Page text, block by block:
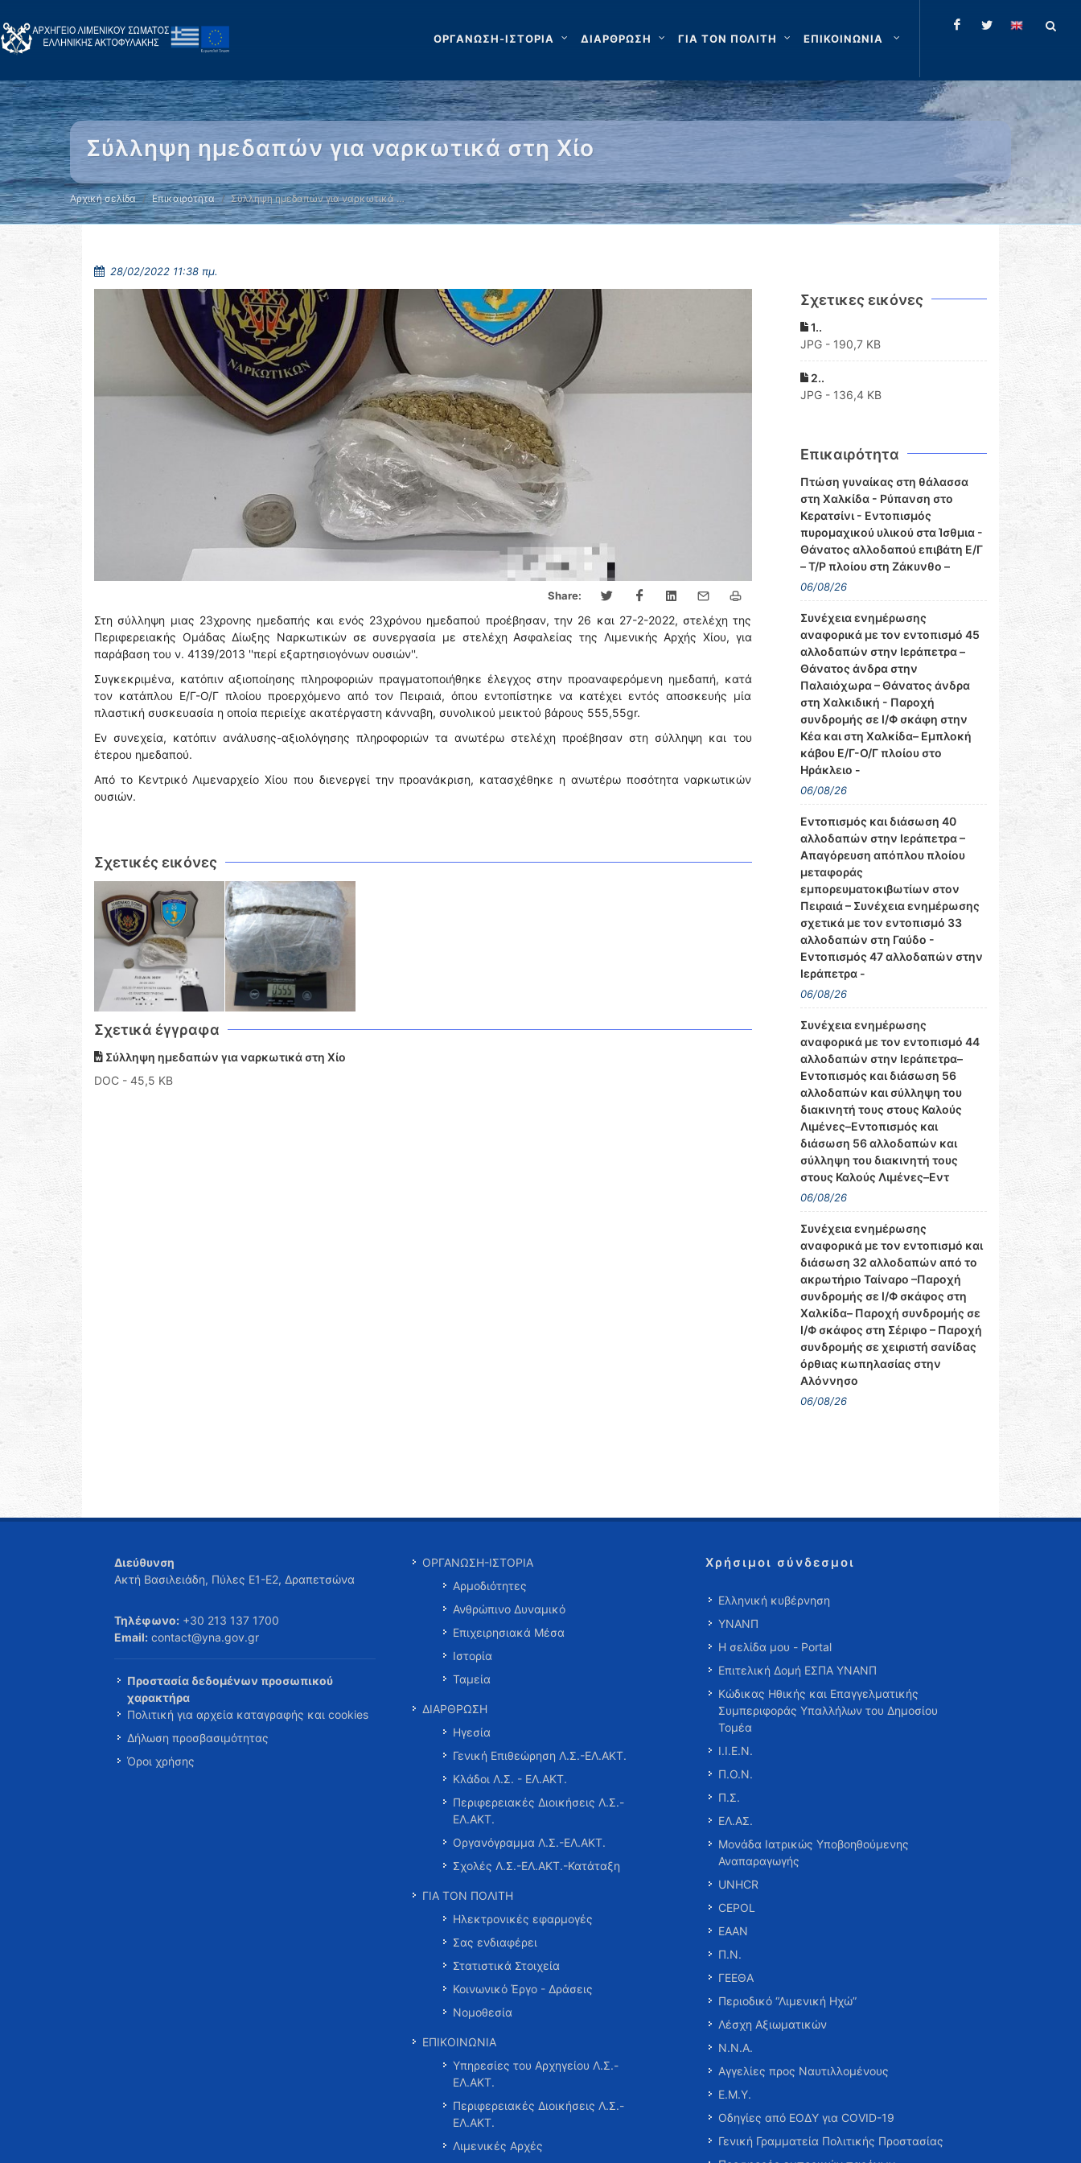
ΟΡΓΑΝΩΣΗ-ΙΣΤΟΡΙΑ ΔΙΑΡΘΡΩΣΗ ΓΙΑ ΤΟΝ ΠΟΛΙΤΗ ΕΠΙΚΟΙΝΩΝΙΑ
Σύλληψη ημεδαπών για ναρκωτικά στη Χίο
Αρχική σελίδα Επικαιρότητα Σύλληψη ημεδαπών για ναρκωτικά …
28/02/2022 11:38 πμ.
Share:
Στη σύλληψη μιας 23χρονης ημεδαπής και ενός 23χρόνου ημεδαπού προέβησαν, την 26 και 27-2-2022, στελέχη της
Περιφερειακής Ομάδας Δίωξης Ναρκωτικών σε συνεργασία με στελέχη Ασφαλείας της Λιμενικής Αρχής Χίου, για
παράβαση του ν. 4139/2013 ''περί εξαρτησιογόνων ουσιών''.
Συγκεκριμένα, κατόπιν αξιοποίησης πληροφοριών πραγματοποιήθηκε έλεγχος στην προαναφερόμενη ημεδαπή, κατά
τον κατάπλου Ε/Γ-Ο/Γ πλοίου προερχόμενο από τον Πειραιά, όπου εντοπίστηκε να κατέχει εντός αποσκευής μία
πλαστική συσκευασία η οποία περιείχε ακατέργαστη κάνναβη, συνολικού μεικτού βάρους 555,55gr.
Εν συνεχεία, κατόπιν ανάλυσης-αξιολόγησης πληροφοριών τα ανωτέρω στελέχη προέβησαν στη σύλληψη και του
έτερου ημεδαπού.
Από το Κεντρικό Λιμεναρχείο Χίου που διενεργεί την προανάκριση, κατασχέθηκε η ανωτέρω ποσότητα ναρκωτικών
ουσιών.
Σχετικές εικόνες
Σχετικά έγγραφα
Σύλληψη ημεδαπών για ναρκωτικά στη Χίο
DOC - 45,5 KB
Σχετικες εικόνες
1..
JPG - 190,7 KB
2..
JPG - 136,4 KB
Επικαιρότητα
Πτώση γυναίκας στη θάλασσα
στη Χαλκίδα - Ρύπανση στο
Κερατσίνι - Εντοπισμός
πυρομαχικού υλικού στα Ίσθμια -
Θάνατος αλλοδαπού επιβάτη Ε/Γ
– Τ/Ρ πλοίου στη Ζάκυνθο –
06/08/26
Συνέχεια ενημέρωσης
αναφορικά με τον εντοπισμό 45
αλλοδαπών στην Ιεράπετρα –
Θάνατος άνδρα στην
Παλαιόχωρα – Θάνατος άνδρα
στη Χαλκιδική - Παροχή
συνδρομής σε Ι/Φ σκάφη στην
Κέα και στη Χαλκίδα– Εμπλοκή
κάβου Ε/Γ-Ο/Γ πλοίου στο
Ηράκλειο -
06/08/26
Εντοπισμός και διάσωση 40
αλλοδαπών στην Ιεράπετρα –
Απαγόρευση απόπλου πλοίου
μεταφοράς
εμπορευματοκιβωτίων στον
Πειραιά – Συνέχεια ενημέρωσης
σχετικά με τον εντοπισμό 33
αλλοδαπών στη Γαύδο -
Εντοπισμός 47 αλλοδαπών στην
Ιεράπετρα -
06/08/26
Συνέχεια ενημέρωσης
αναφορικά με τον εντοπισμό 44
αλλοδαπών στην Ιεράπετρα–
Εντοπισμός και διάσωση 56
αλλοδαπών και σύλληψη του
διακινητή τους στους Καλούς
Λιμένες–Εντοπισμός και
διάσωση 56 αλλοδαπών και
σύλληψη του διακινητή τους
στους Καλούς Λιμένες–Εντ
06/08/26
Συνέχεια ενημέρωσης
αναφορικά με τον εντοπισμό και
διάσωση 32 αλλοδαπών από το
ακρωτήριο Ταίναρο –Παροχή
συνδρομής σε Ι/Φ σκάφος στη
Χαλκίδα– Παροχή συνδρομής σε
Ι/Φ σκάφος στη Σέριφο – Παροχή
συνδρομής σε χειριστή σανίδας
όρθιας κωπηλασίας στην
Αλόννησο
06/08/26
Διεύθυνση
Ακτή Βασιλειάδη, Πύλες Ε1-Ε2, Δραπετσώνα
Τηλέφωνο: +30 213 137 1700
Email: contact@yna.gov.gr
Προστασία δεδομένων προσωπικού
χαρακτήρα
Πολιτική για αρχεία καταγραφής και cookies
Δήλωση προσβασιμότητας
Όροι χρήσης
ΟΡΓΑΝΩΣΗ-ΙΣΤΟΡΙΑ
Αρμοδιότητες
Ανθρώπινο Δυναμικό
Επιχειρησιακά Μέσα
Ιστορία
Ταμεία
ΔΙΑΡΘΡΩΣΗ
Ηγεσία
Γενική Επιθεώρηση Λ.Σ.-ΕΛ.ΑΚΤ.
Κλάδοι Λ.Σ. - ΕΛ.ΑΚΤ.
Περιφερειακές Διοικήσεις Λ.Σ.-
ΕΛ.ΑΚΤ.
Οργανόγραμμα Λ.Σ.-ΕΛ.ΑΚΤ.
Σχολές Λ.Σ.-ΕΛ.ΑΚΤ.-Κατάταξη
ΓΙΑ ΤΟΝ ΠΟΛΙΤΗ
Ηλεκτρονικές εφαρμογές
Σας ενδιαφέρει
Στατιστικά Στοιχεία
Κοινωνικό Έργο - Δράσεις
Νομοθεσία
ΕΠΙΚΟΙΝΩΝΙΑ
Υπηρεσίες του Αρχηγείου Λ.Σ.-
ΕΛ.ΑΚΤ.
Περιφερειακές Διοικήσεις Λ.Σ.-
ΕΛ.ΑΚΤ.
Λιμενικές Αρχές
Χρήσιμοι σύνδεσμοι
Ελληνική κυβέρνηση
ΥΝΑΝΠ
Η σελίδα μου - Portal
Επιτελική Δομή ΕΣΠΑ ΥΝΑΝΠ
Κώδικας Ηθικής και Επαγγελματικής
Συμπεριφοράς Υπαλλήλων του Δημοσίου
Τομέα
Ι.Ι.Ε.Ν.
Π.Ο.Ν.
Π.Σ.
ΕΛ.ΑΣ.
Μονάδα Ιατρικώς Υποβοηθούμενης
Αναπαραγωγής
UNHCR
CEPOL
ΕΑΑΝ
Π.Ν.
ΓΕΕΘΑ
Περιοδικό “Λιμενική Ηχώ”
Λέσχη Αξιωματικών
Ν.Ν.Α.
Αγγελίες προς Ναυτιλλομένους
Ε.Μ.Υ.
Οδηγίες από ΕΟΔΥ για COVID-19
Γενική Γραμματεία Πολιτικής Προστασίας